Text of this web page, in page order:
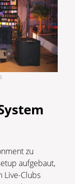
zu
aufgebaut,
Live-Clubs